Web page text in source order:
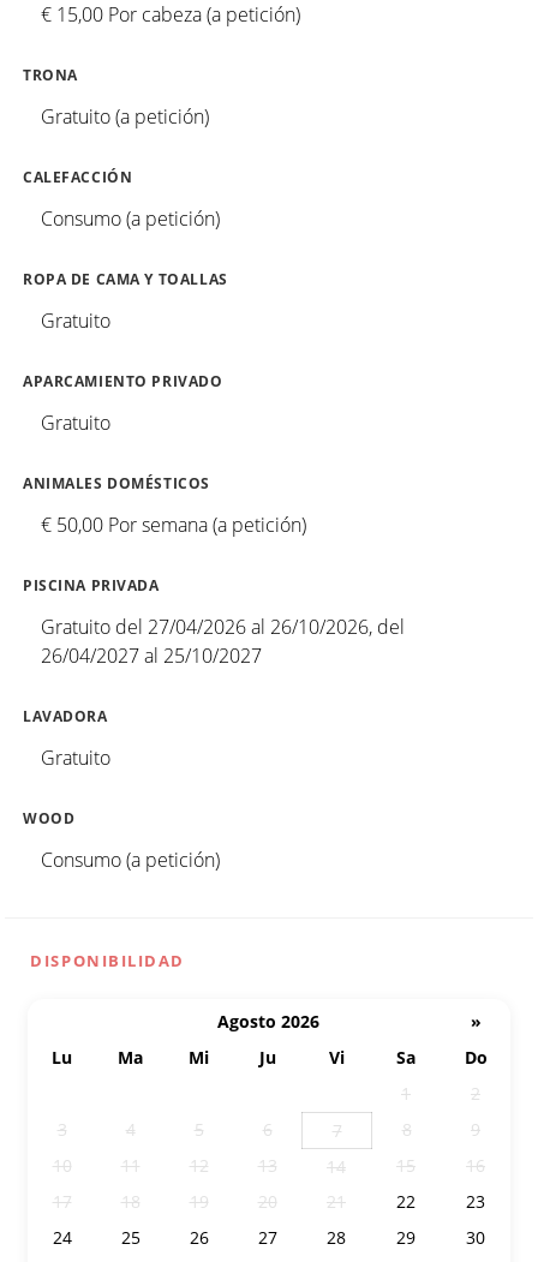
€ 15,00 Por cabeza (a petición)
TRONA
Gratuito (a petición)
CALEFACCIÓN
Consumo (a petición)
ROPA DE CAMA Y TOALLAS
Gratuito
APARCAMIENTO PRIVADO
Gratuito
ANIMALES DOMÉSTICOS
€ 50,00 Por semana (a petición)
PISCINA PRIVADA
Gratuito del 27/04/2026 al 26/10/2026, del
26/04/2027 al 25/10/2027
LAVADORA
Gratuito
WOOD
Consumo (a petición)
DISPONIBILIDAD
Agosto 2026
»
Lu
Ma Mi Ju Vi Sa
Do
1
2
3
4 5 6 7 8
9
10
11 12 13 14 15
16
17
18 19 20 21 22
23
24
25 26 27 28 29
30